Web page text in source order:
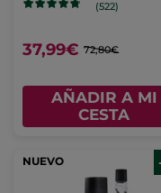
(522)
37,99€ 72,80€
AÑADIR A MI
CESTA
NUEVO